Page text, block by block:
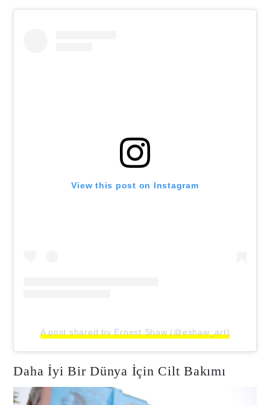
View this post on Instagram
A post shared by Ernest Shaw (@eshaw_art)
Daha İyi Bir Dünya İçin Cilt Bakımı